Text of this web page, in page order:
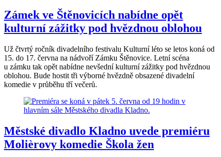
Zámek ve Štěnovicích nabídne opět
kulturní zážitky pod hvězdnou oblohou
Už čtvrtý ročník divadelního festivalu Kulturní léto se letos koná od
15. do 17. června na nádvoří Zámku Štěnovice. Letní scéna
u zámku tak opět nabídne nevšední kulturní zážitky pod hvězdnou
oblohou. Bude hostit tři výborné hvězdně obsazené divadelní
komedie v průběhu tří večerů.
Městské divadlo Kladno uvede premiéru
Molièrovy komedie Škola žen